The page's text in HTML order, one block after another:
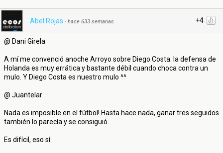
+4
Abel Rojas · hace 633 semanas
@ Dani Girela
A mí me convenció anoche Arroyo sobre Diego Costa: la defensa de
Holanda es muy errática y bastante débil cuando choca contra un
mulo. Y Diego Costa es nuestro mulo ^^
@ Juantelar
Nada es imposible en el fútbol! Hasta hace nada, ganar tres seguidos
también lo parecía y se consiguió.
Es difícil, eso sí.